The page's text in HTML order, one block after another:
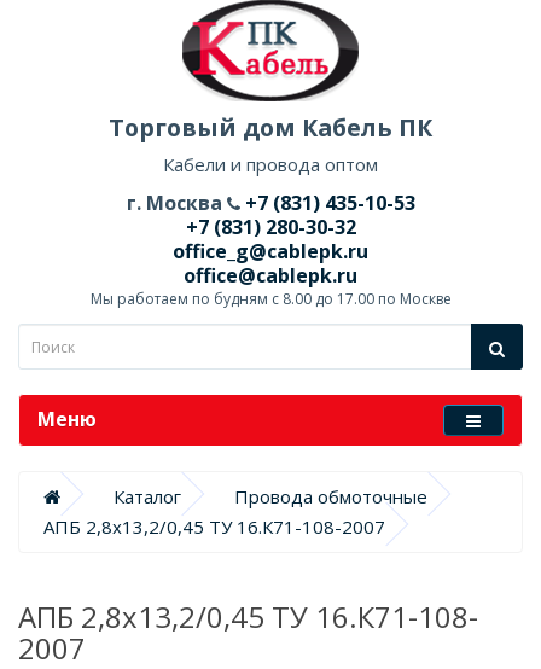
Торговый дом Кабель ПК
Кабели и провода оптом
г. Москва
+7 (831) 435-10-53
+7 (831) 280-30-32
office_g@cablepk.ru
office@cablepk.ru
Мы работаем по будням с 8.00 до 17.00 по Москве
Меню
Каталог
Провода обмоточные
АПБ 2,8х13,2/0,45 ТУ 16.К71-108-2007
АПБ 2,8х13,2/0,45 ТУ 16.К71-108-
2007